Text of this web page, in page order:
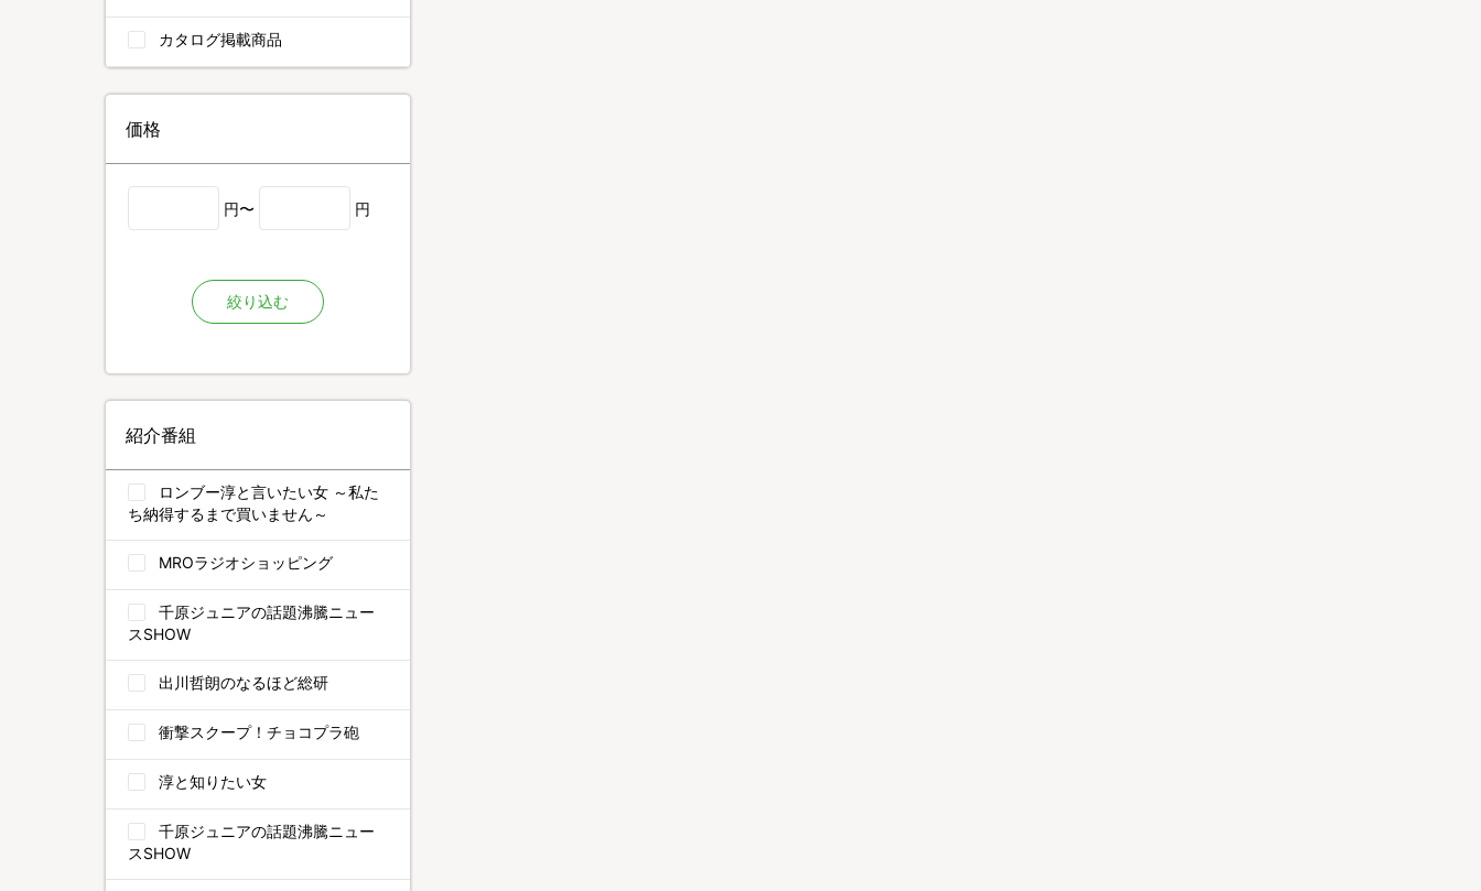
カタログ掲載商品
価格
円〜 円
絞り込む
紹介番組
ロンブー淳と言いたい女 ～私た
ち納得するまで買いません～
MROラジオショッピング
千原ジュニアの話題沸騰ニュー
スSHOW
出川哲朗のなるほど総研
衝撃スクープ！チョコプラ砲
淳と知りたい女
千原ジュニアの話題沸騰ニュー
スSHOW